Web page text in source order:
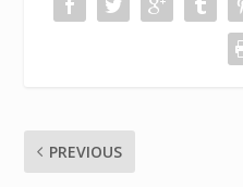
PREVIOUS